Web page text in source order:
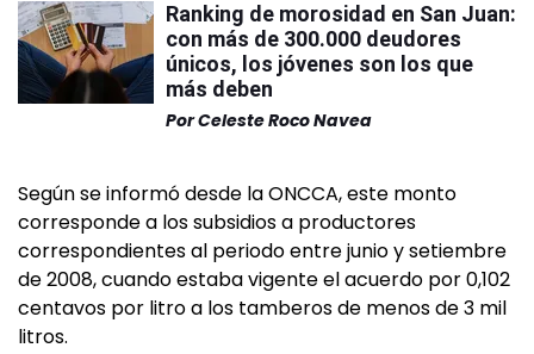
Ranking de morosidad en San Juan:
con más de 300.000 deudores
únicos, los jóvenes son los que
más deben
PorCeleste Roco Navea
Según se informó desde la ONCCA, este monto
corresponde a los subsidios a productores
correspondientes al periodo entre junio y setiembre
de 2008, cuando estaba vigente el acuerdo por 0,102
centavos por litro a los tamberos de menos de 3 mil
litros.